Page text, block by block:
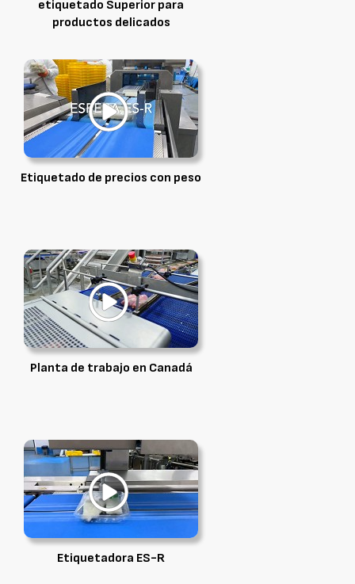
etiquetado Superior para
productos delicados
Etiquetado de precios con peso
Planta de trabajo en Canadá
Etiquetadora ES-R